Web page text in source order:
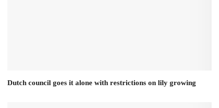
Dutch council goes it alone with restrictions on lily growing